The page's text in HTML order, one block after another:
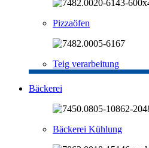
Pizzaöfen
Teig verarbeitung
Bäckerei
Bäckerei Kühlung